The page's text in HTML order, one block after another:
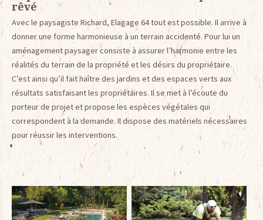
rêvé
Avec le paysagiste Richard, Elagage 64 tout est possible. Il arrive à
donner une forme harmonieuse à un terrain accidenté. Pour lui un
aménagement paysager consiste à assurer l’harmonie entre les
réalités du terrain de la propriété et les désirs du propriétaire.
C’est ainsi qu’il fait naître des jardins et des espaces verts aux
résultats satisfaisant les propriétaires. Il se met à l’écoute du
porteur de projet et propose les espèces végétales qui
correspondent à la demande. Il dispose des matériels nécessaires
pour réussir les interventions.